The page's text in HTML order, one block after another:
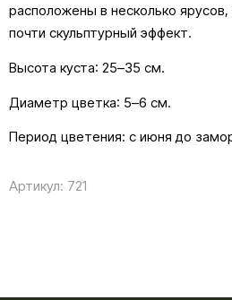
расположены в несколько
почти скульптурный эффект.
Высота куста: 25–35 см.
Диаметр цветка: 5–6 см.
Период цветения: с июня до
Артикул: 721